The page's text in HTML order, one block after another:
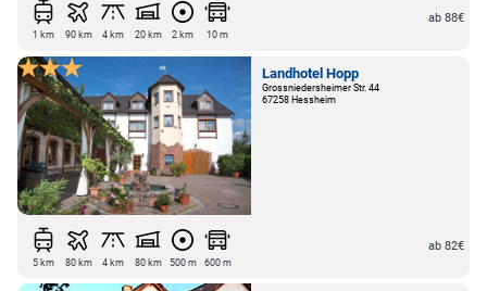
1 km 90 km 4 km 20 km 2 km 10 m
ab 88€
Landhotel Hopp
Grossniedersheimer Str. 44
67258 Hessheim
5 km 80 km 4 km 80 km 500 m 600 m
ab 82€